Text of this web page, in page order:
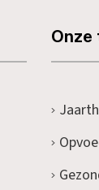
Onze